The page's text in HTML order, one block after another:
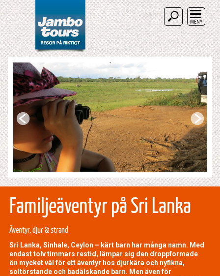
MENY
Familjeäventyr på Sri Lanka
Äventyr, djur & strand
Sri Lanka, Sinhale, Ceylon – kärt barn har många namn. Med
endast tolv timmars restid, lämpar sig den droppformade
ön mycket väl för ett äventyr hos djurkära och nyfikna,
soltörstande och badälskande barn. Men även för